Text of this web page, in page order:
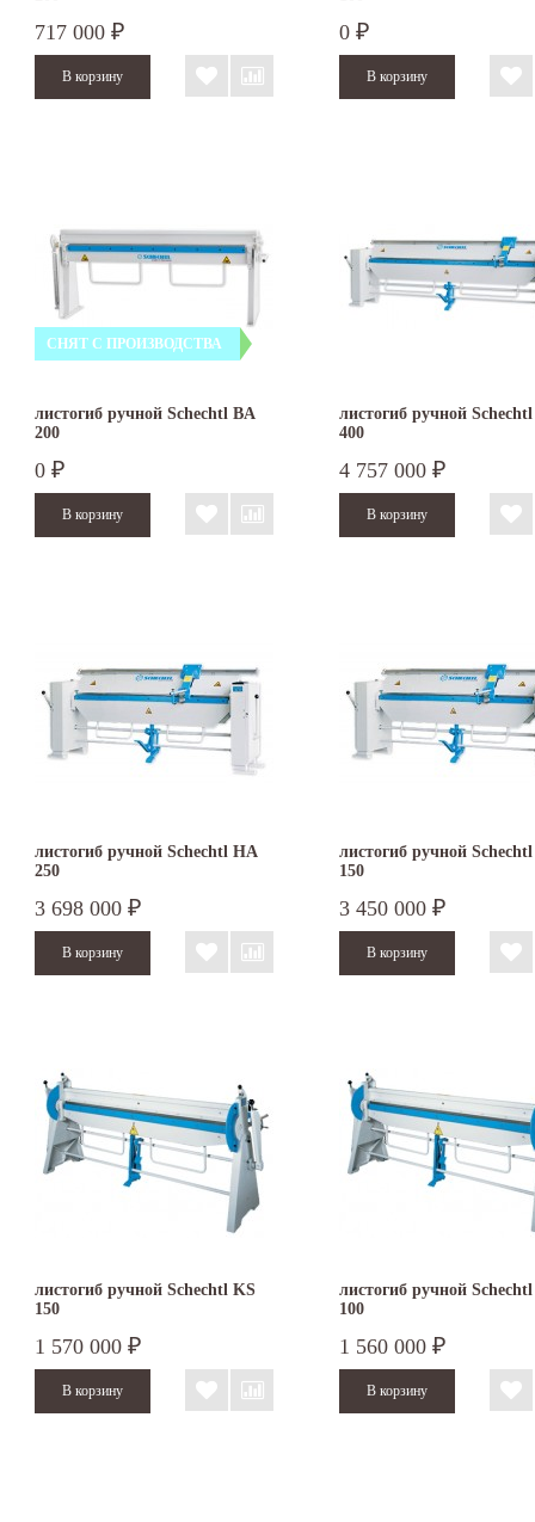
717 000 ₽ 0 ₽
СНЯТ С ПРОИЗВОДСТВА
листогиб ручной Schechtl BA
200
0 ₽
листогиб ручной
400
4 757 000 ₽
листогиб ручной Schechtl HA
250
3 698 000 ₽
листогиб ручной
150
3 450 000 ₽
листогиб ручной Schechtl KS
150
1 570 000 ₽
листогиб ручной
100
1 560 000 ₽